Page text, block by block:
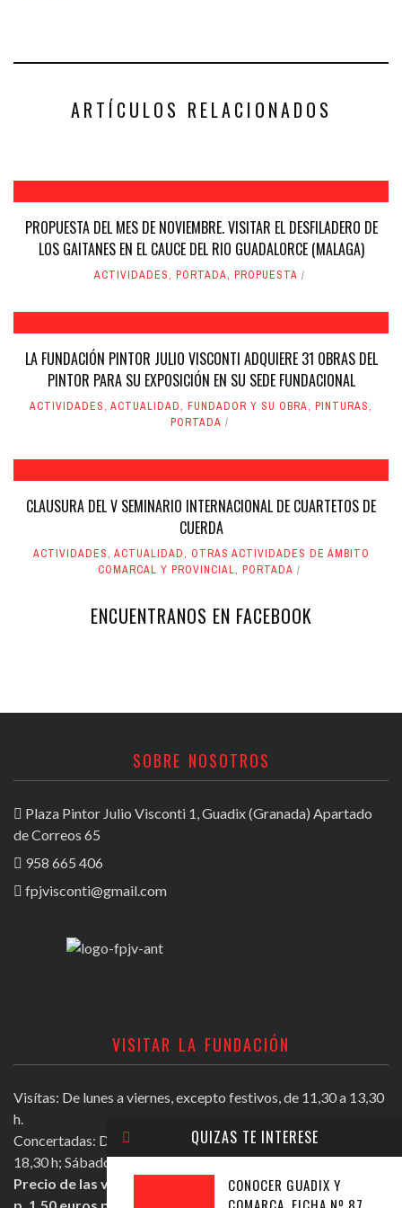
en en
ARTÍCULOS RELACIONADOS
PROPUESTA DEL MES DE NOVIEMBRE. VISITAR EL DESFILADERO DE
LOS GAITANES EN EL CAUCE DEL RIO GUADALORCE (MALAGA)
ACTIVIDADES, PORTADA, PROPUESTA
LA FUNDACIÓN PINTOR JULIO VISCONTI ADQUIERE 31 OBRAS DEL
PINTOR PARA SU EXPOSICIÓN EN SU SEDE FUNDACIONAL
ACTIVIDADES, ACTUALIDAD, FUNDADOR Y SU OBRA, PINTURAS,
PORTADA
CLAUSURA DEL V SEMINARIO INTERNACIONAL DE CUARTETOS DE
CUERDA
ACTIVIDADES, ACTUALIDAD, OTRAS ACTIVIDADES DE ÁMBITO
COMARCAL Y PROVINCIAL, PORTADA
QUIZAS TE INTERESE
CONOCER GUADIX Y
ENCUENTRANOS EN FACEBOOK
SOBRE NOSOTROS
Plaza Pintor Julio Visconti 1, Guadix (Granada) Apartado
de Correos 65
958 665 406
fpjvisconti@gmail.com
VISITAR LA FUNDACIÓN
Visítas: De lunes a viernes, excepto festivos, de 11,30 a 13,30
h.
Concertadas: De lunes a viernes excepto festivos, de 16,30 a
18,30 h; Sábados mañana de 11,30 a 13,30 h.
Precio de las visitas: Individual 2 euros. Grupos + de 10